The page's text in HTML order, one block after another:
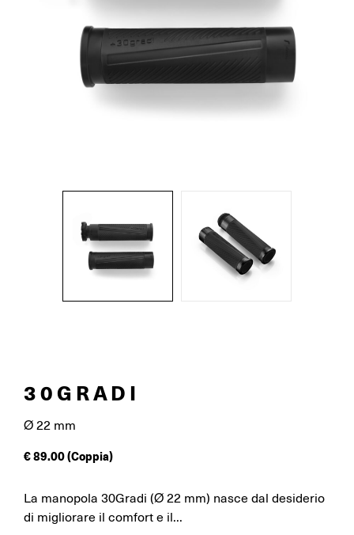
30GRADI
Ø 22 mm
€89.00(Coppia)
La manopola 30Gradi (Ø 22 mm) nasce dal desiderio
di migliorare il comfort e il...